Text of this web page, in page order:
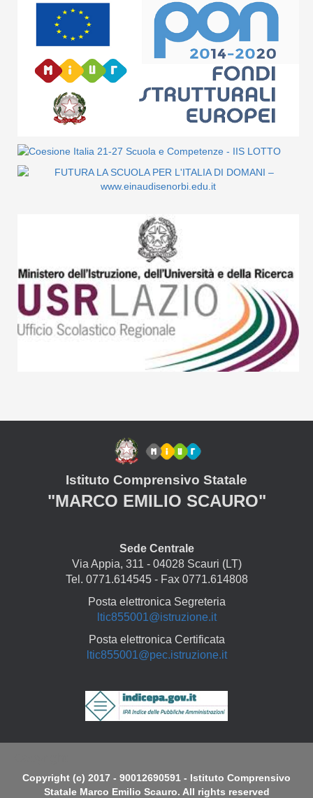
Istituto Comprensivo Statale
"MARCO EMILIO SCAURO"
Sede Centrale
Via Appia, 311 - 04028 Scauri (LT)
Tel. 0771.614545 - Fax 0771.614808
Posta elettronica Segreteria
ltic855001@istruzione.it
Posta elettronica Certificata
ltic855001@pec.istruzione.it
Copyright (c) 2017 - 90012690591 - Istituto Comprensivo
Statale Marco Emilio Scauro. All rights reserved